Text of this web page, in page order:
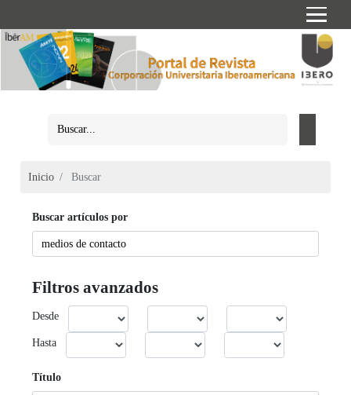
Inicio Buscar
Buscar artículos por
Filtros avanzados
Desde
Hasta
Título